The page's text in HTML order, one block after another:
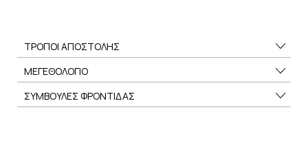
ΤΡΟΠΟΙ ΑΠΟΣΤΟΛΗΣ
ΜΕΓΕΘΟΛΟΓΙΟ
ΣΥΜΒΟΥΛΕΣ ΦΡΟΝΤΙΔΑΣ